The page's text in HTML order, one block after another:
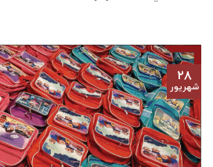
۲۸
شهریور